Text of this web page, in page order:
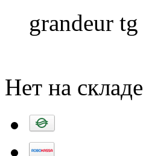
grandeur tg
Нет на складе